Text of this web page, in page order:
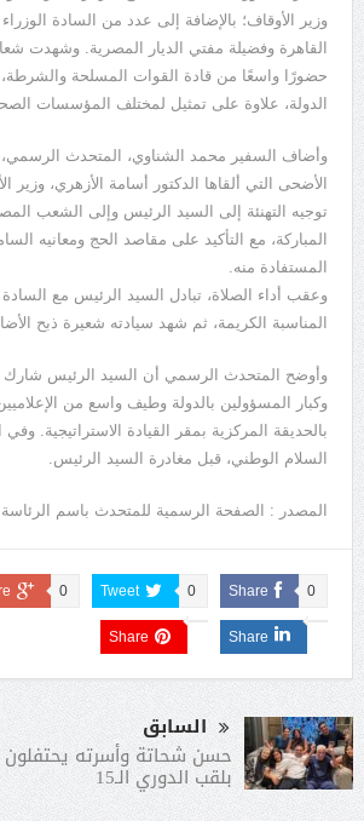
وزير الأوقاف؛ بالإضافة إلى عدد من السادة
القاهرة وفضيلة مفتي الديار المصرية. وشهدت
حضورًا واسعًا من قادة القوات المسلحة
الدولة، علاوة على تمثيل لمختلف المؤسسات
وأضاف السفير محمد الشناوي، المتحدث
الأضحى التي ألقاها الدكتور أسامة الأزهري، وزير
توجيه التهنئة إلى السيد الرئيس وإلى الشعب
المباركة، مع التأكيد على مقاصد الحج ومعانيه
المستفادة منه.
وعقب أداء الصلاة، تبادل السيد الرئيس مع السادة
المناسبة الكريمة، ثم شهد سيادته شعيرة ذبح
وأوضح المتحدث الرسمي أن السيد الرئيس شارك
وكبار المسؤولين بالدولة وطيف واسع من الإعلاميين
بالحديقة المركزية بمقر القيادة الاستراتيجية.
السلام الوطني، قبل مغادرة السيد الرئيس.
المصدر : الصفحة الرسمية للمتحدث باسم الرئاسة
Share 0
Tweet 0
0
Share
Share
السابق
حسن شحاتة وأسرته يحتفلون
بلقب الدوري الـ15